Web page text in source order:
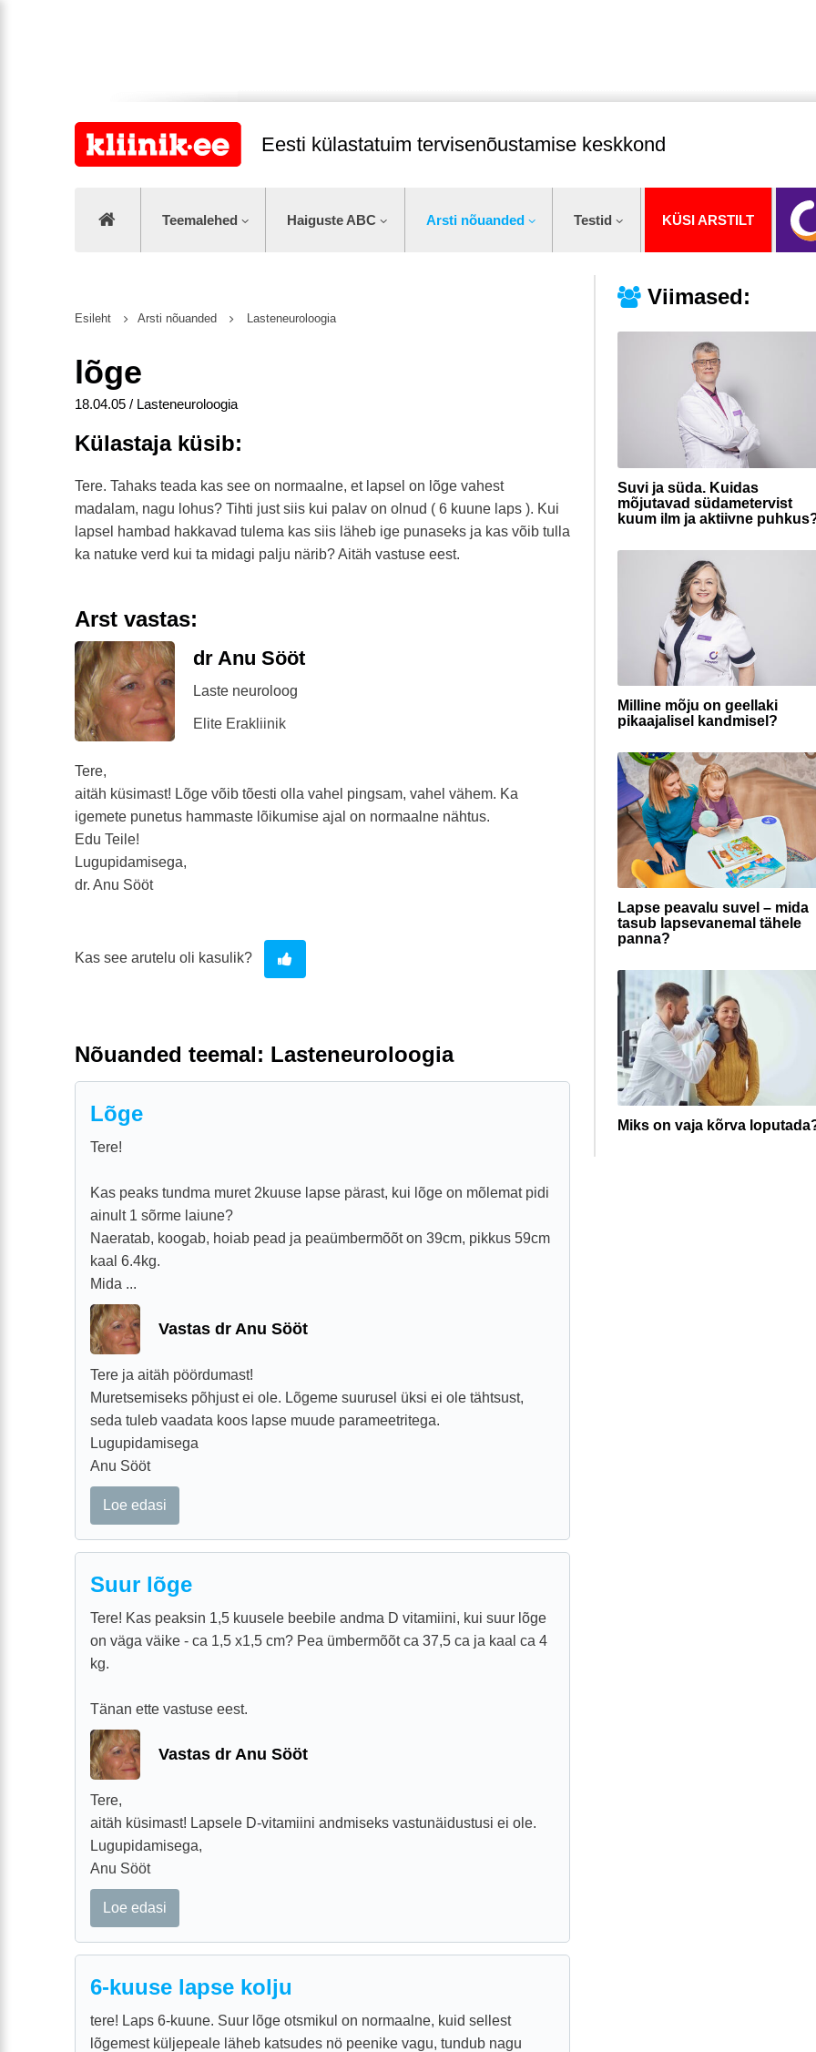
Eesti külastatuim tervisenõustamise keskkond
Teemalehed Haiguste ABC Arsti nõuanded Testid KÜSI ARSTILT
Viimased:
Suvi ja süda. Kuidas
mõjutavad südametervist
kuum ilm ja aktiivne
Milline mõju on geellaki
pikaajalisel kandmisel?
Lapse peavalu suvel – mida
tasub lapsevanemal tähele
panna?
Miks on vaja kõrva
Esileht Arsti nõuanded Lasteneuroloogia
lõge
18.04.05 / Lasteneuroloogia
Külastaja küsib:
Tere. Tahaks teada kas see on normaalne, et lapsel on lõge vahest
madalam, nagu lohus? Tihti just siis kui palav on olnud ( 6 kuune laps ). Kui
lapsel hambad hakkavad tulema kas siis läheb ige punaseks ja kas võib tulla
ka natuke verd kui ta midagi palju närib? Aitäh vastuse eest.
Arst vastas:
dr Anu Sööt
Laste neuroloog
Elite Erakliinik
Tere,
aitäh küsimast! Lõge võib tõesti olla vahel pingsam, vahel vähem. Ka
igemete punetus hammaste lõikumise ajal on normaalne nähtus.
Edu Teile!
Lugupidamisega,
dr. Anu Sööt
Kas see arutelu oli kasulik?
Nõuanded teemal: Lasteneuroloogia
Lõge
Tere!
Kas peaks tundma muret 2kuuse lapse pärast, kui lõge on mõlemat pidi
ainult 1 sõrme laiune?
Naeratab, koogab, hoiab pead ja peaümbermõõt on 39cm, pikkus 59cm
kaal 6.4kg.
Mida ...
Vastas dr Anu Sööt
Tere ja aitäh pöördumast!
Muretsemiseks põhjust ei ole. Lõgeme suurusel üksi ei ole tähtsust,
seda tuleb vaadata koos lapse muude parameetritega.
Lugupidamisega
Anu Sööt
Loe edasi
Suur lõge
Tere! Kas peaksin 1,5 kuusele beebile andma D vitamiini, kui suur lõge
on väga väike - ca 1,5 x1,5 cm? Pea ümbermõõt ca 37,5 ca ja kaal ca 4
kg.
Tänan ette vastuse eest.
Vastas dr Anu Sööt
Tere,
aitäh küsimast! Lapsele D-vitamiini andmiseks vastunäidustusi ei ole.
Lugupidamisega,
Anu Sööt
Loe edasi
6-kuuse lapse kolju
tere! Laps 6-kuune. Suur lõge otsmikul on normaalne, kuid sellest
lõgemest küljepeale läheb katsudes nö peenike vagu, tundub nagu